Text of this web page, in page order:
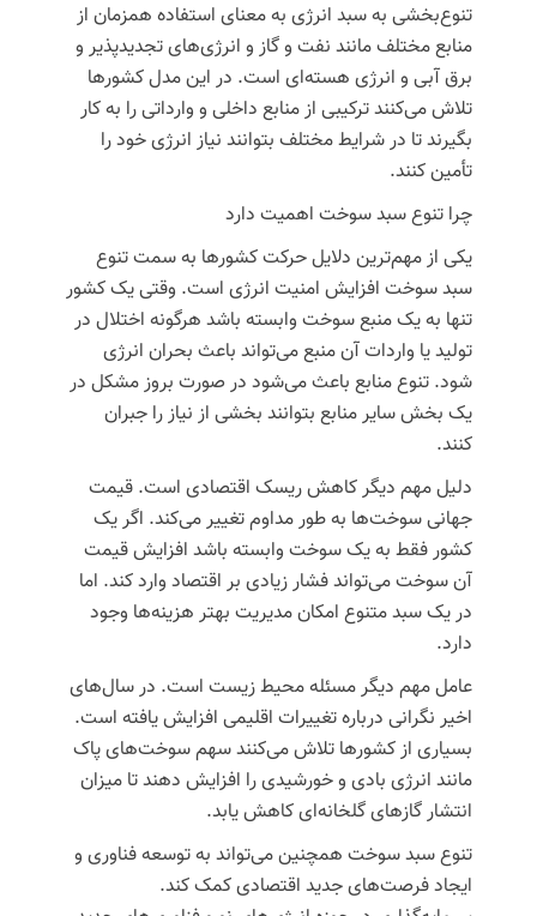
تنوع‌بخشی به سبد انرژی به معنای استفاده همزمان از
منابع مختلف مانند نفت و گاز و انرژی‌های تجدیدپذیر و
برق آبی و انرژی هسته‌ای است. در این مدل کشورها
تلاش می‌کنند ترکیبی از منابع داخلی و وارداتی را به کار
بگیرند تا در شرایط مختلف بتوانند نیاز انرژی خود را
تأمین کنند.
چرا تنوع سبد سوخت اهمیت دارد
یکی از مهم‌ترین دلایل حرکت کشورها به سمت تنوع
سبد سوخت افزایش امنیت انرژی است. وقتی یک کشور
تنها به یک منبع سوخت وابسته باشد هرگونه اختلال در
تولید یا واردات آن منبع می‌تواند باعث بحران انرژی
شود. تنوع منابع باعث می‌شود در صورت بروز مشکل در
یک بخش سایر منابع بتوانند بخشی از نیاز را جبران
کنند.
دلیل مهم دیگر کاهش ریسک اقتصادی است. قیمت
جهانی سوخت‌ها به طور مداوم تغییر می‌کند. اگر یک
کشور فقط به یک سوخت وابسته باشد افزایش قیمت
آن سوخت می‌تواند فشار زیادی بر اقتصاد وارد کند. اما
در یک سبد متنوع امکان مدیریت بهتر هزینه‌ها وجود
دارد.
عامل مهم دیگر مسئله محیط زیست است. در سال‌های
اخیر نگرانی درباره تغییرات اقلیمی افزایش یافته است.
بسیاری از کشورها تلاش می‌کنند سهم سوخت‌های پاک
مانند انرژی بادی و خورشیدی را افزایش دهند تا میزان
انتشار گازهای گلخانه‌ای کاهش یابد.
تنوع سبد سوخت همچنین می‌تواند به توسعه فناوری و
ایجاد فرصت‌های جدید اقتصادی کمک کند.